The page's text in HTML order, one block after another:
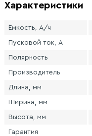
Характеристики
Ёмкость, А/ч
Пусковой ток, А
Полярность
Производитель
Длина, мм
Ширина, мм
Высота, мм
Гарантия